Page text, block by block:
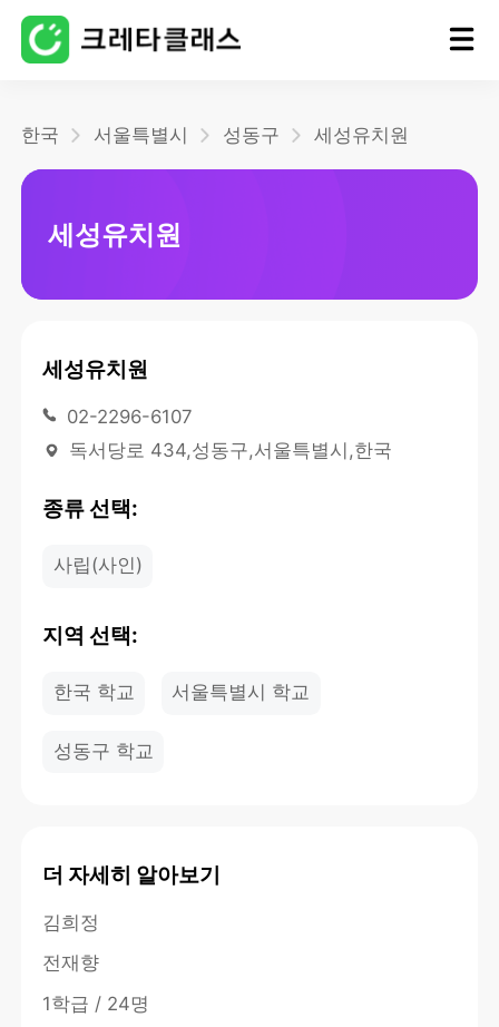
한국 서울특별시 성동구 세성유치원
세성유치원
세성유치원
02-2296-6107
독서당로 434,성동구,서울특별시,한국
종류 선택:
사립(사인)
지역 선택:
한국 학교 서울특별시 학교
성동구 학교
더 자세히 알아보기
김희정
전재향
1학급 / 24명